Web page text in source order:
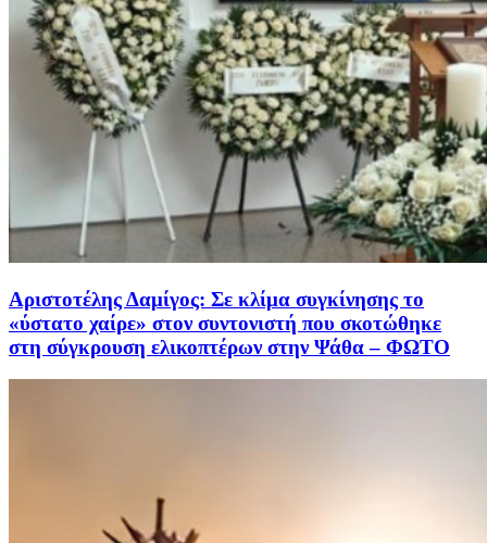
Αριστοτέλης Δαμίγος: Σε κλίμα συγκίνησης το
«ύστατο χαίρε» στον συντονιστή που σκοτώθηκε
στη σύγκρουση ελικοπτέρων στην Ψάθα – ΦΩΤΟ